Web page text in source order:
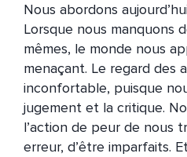
Nous abordons
Lorsque nous manquons
mêmes, le monde nous
menaçant. Le regard des
inconfortable, puisque
jugement et la critique.
l’action de peur de nous
erreur, d’être imparfaits.